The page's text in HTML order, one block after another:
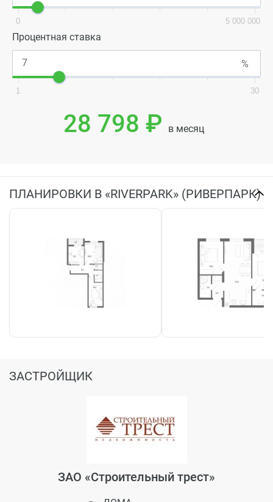
0 5 000 000
Процентная ставка
1 30
28 798 ₽ в месяц
ПЛАНИРОВКИ В «RIVERPARK» (РИВЕРПАРК)
ЗАСТРОЙЩИК
ЗАО «Строительный трест»